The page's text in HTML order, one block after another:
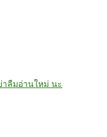
าลืมอ่านใหม่ นะ